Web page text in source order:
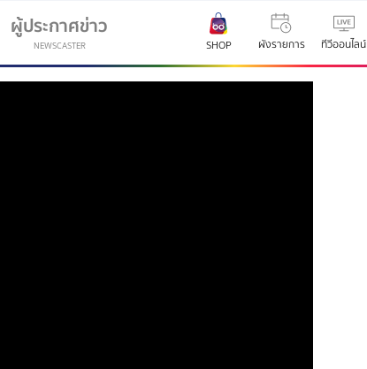
ผู้ประกาศข่าว
NEWSCASTER SHOP ผังรายการ ทีวีออนไลน์